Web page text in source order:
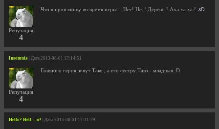
Репутация
4
Что я произношу во время игры -- Нет! Нет! Дерево ! Аха ха ха !
Insomnia | Дата 2013-08-01 17:14:51
Репутация
4
Главного героя зовут Тако , а его сестру Тако - младшая :D
Hello? Hell… o? | Дата 2013-08-01 17:11:29